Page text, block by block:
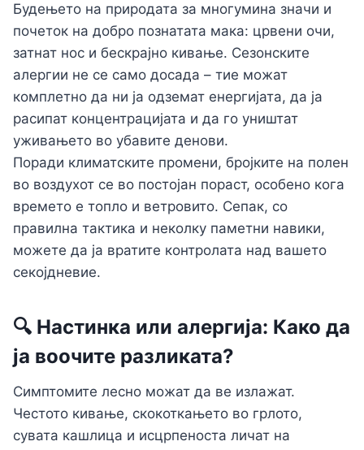
Будењето на природата за многумина значи и
почеток на добро познатата мака: црвени очи,
затнат нос и бескрајно кивање. Сезонските
алергии не се само досада – тие можат
комплетно да ни ја одземат енергијата, да ја
расипат концентрацијата и да го уништат
уживањето во убавите денови.
Поради климатските промени, бројките на полен
во воздухот се во постојан пораст, особено кога
времето е топло и ветровито. Сепак, со
правилна тактика и неколку паметни навики,
можете да ја вратите контролата над вашето
секојдневие.
🔍 Настинка или алергија: Како да
ја воочите разликата?
Симптомите лесно можат да ве излажат.
Честото кивање, скокоткањето во грлото,
сувата кашлица и исцрпеноста личат на